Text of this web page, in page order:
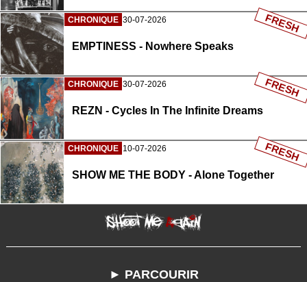
CHRONIQUE 30-07-2026
EMPTINESS - Nowhere Speaks
FRESH
CHRONIQUE 30-07-2026
REZN - Cycles In The Infinite Dreams
FRESH
CHRONIQUE 10-07-2026
SHOW ME THE BODY - Alone Together
FRESH
► PARCOURIR